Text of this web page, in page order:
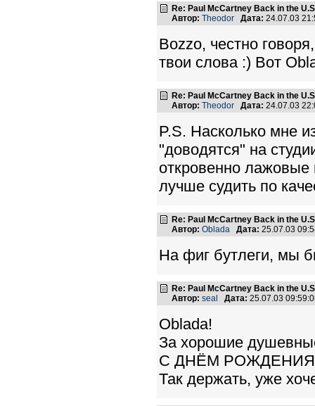
Re: Paul McCartney Back in the
Автор: Theodor Дата: 24.07.03
Bozzo, честно
твои слова :) Вот
Re: Paul McCartney Back in the
Автор: Theodor Дата: 24.07.03
P.S. Насколько мне
"доводятся" на
откровенно лажовые
лучше судить по
Re: Paul McCartney Back in the
Автор: Oblada Дата: 25.07.03
На фиг бутлеги, мы
Re: Paul McCartney Back in the
Автор: seal Дата: 25.07.03
Oblada!
За хорошие
С ДНЁМ
Так держать, уже